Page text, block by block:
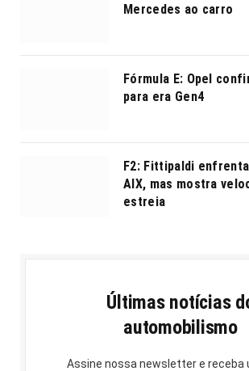
Mercedes ao carro
Fórmula E: Opel
para era Gen4
F2: Fittipaldi
AIX, mas mostra
estreia
Últimas notícias
automobilismo
Assine nossa newsletter e receba